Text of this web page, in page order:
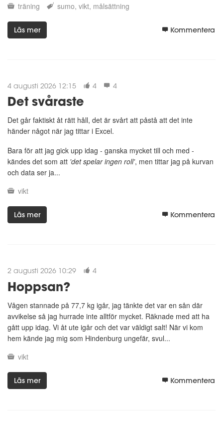
träning
sumo vikt målsättning
Läs mer Kommentera
4 augusti 2026 12:15 4 4
Det svåraste
Det går faktiskt åt rätt håll, det är svårt att påstå att det inte
händer något när jag tittar i Excel.
Bara för att jag gick upp idag - ganska mycket till och med -
kändes det som att 'det spelar ingen roll', men tittar jag på kurvan
och data ser ja...
vikt
Läs mer Kommentera
2 augusti 2026 10:29 4
Hoppsan?
Vågen stannade på 77,7 kg igår, jag tänkte det var en sån där
avvikelse så jag hurrade inte alltför mycket. Räknade med att ha
gått upp idag. Vi åt ute igår och det var väldigt salt! När vi kom
hem kände jag mig som Hindenburg ungefär, svul...
vikt
Läs mer Kommentera